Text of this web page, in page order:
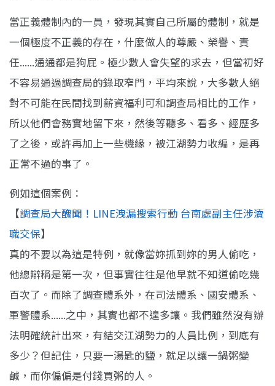
當正義體制內的一員，發現其實自己所屬的體制，就是
一個極度不正義的存在，什麼做人的尊嚴、榮譽、責
任......通通都是狗屁。極少數人會失望的求去，但當初好
不容易通過調查局的錄取窄門，平均來說，大多數人絕
對不可能在民間找到薪資福利可和調查局相比的工作，
所以他們會務實地留下來，然後等聽多、看多、經歷多
了之後，或許再加上一些機緣，被江湖勢力收編，是再
正常不過的事了。
例如這個案例：
【調查局大醜聞！LINE洩漏搜索行動 台南處副主任涉瀆
職交保】
真的不要以為這是特例，就像當妳抓到妳的男人偷吃，
他總辯稱是第一次，但事實往往是他早就不知道偷吃幾
百次了。而除了調查體系外，在司法體系、國安體系、
軍警體系......之中，其實也都不遑多讓。我們雖然沒有辦
法明確統計出來，有結交江湖勢力的人員比例，到底有
多少？但記住，只要一湯匙的鹽，就足以讓一鍋粥變
鹹，而你偏偏是付錢買粥的人。